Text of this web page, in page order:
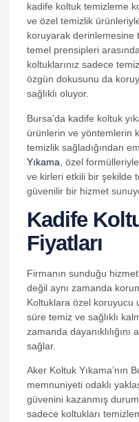
panel
panel
panel
panel
panel
panel
panel
panel
panel
panel
panel
panel
panel
kadife koltuk temizleme
ve özel temizlik ürünleriyle
koruyarak derinlemesine
temel prensipleri
koltuklarınız sadece
özgün dokusunu da
sağlıklı oluyor.
Bursa’da kadife koltuk
ürünlerin ve yöntemlerin
temizlik sağladığından
Yıkama , özel
ve kirleri etkili bir şekilde
güvenilir bir hizmet
Kadife
Fiyatları
Firmanın sunduğu
değil aynı zamanda
Koltuklara özel koruyucu
süre temiz ve sağlıklı
zamanda
sağlar.
Aker Koltuk Yıkama’nın
memnuniyeti odaklı
güvenini kazanmış
sadece koltukları